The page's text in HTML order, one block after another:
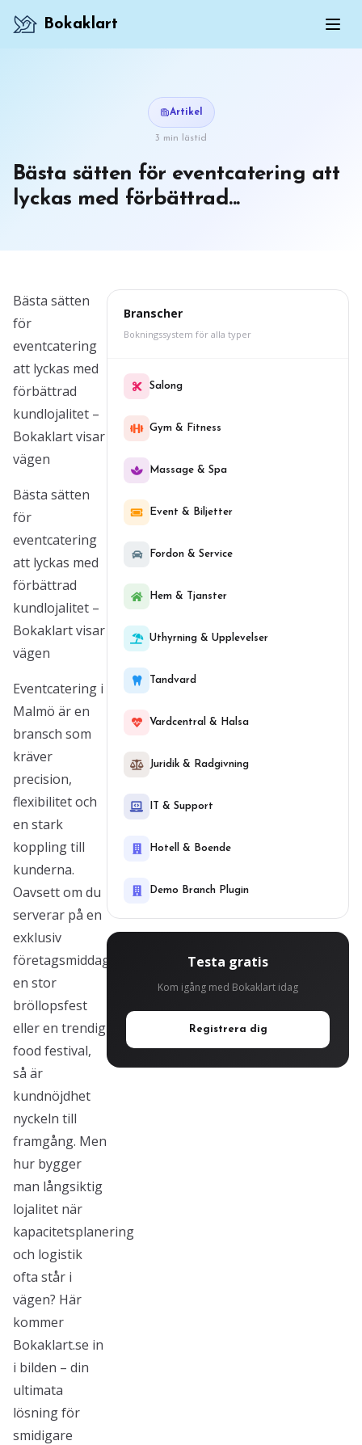
Bokaklart
Artikel
3 min lästid
Bästa sätten för eventcatering att
lyckas med förbättrad...
Bästa sätten
för
eventcatering
att lyckas med
förbättrad
kundlojalitet –
Bokaklart visar
vägen
Bästa sätten
för
eventcatering
att lyckas med
förbättrad
kundlojalitet –
Bokaklart visar
vägen
Eventcatering i
Malmö är en
bransch som
kräver
precision,
flexibilitet och
en stark
koppling till
kunderna.
Oavsett om du
serverar på en
exklusiv
företagsmiddag,
en stor
bröllopsfest
eller en trendig
food festival,
så är
kundnöjdhet
nyckeln till
framgång. Men
hur bygger
man långsiktig
lojalitet när
kapacitetsplanering
och logistik
ofta står i
vägen? Här
kommer
Bokaklart.se in
i bilden – din
ultimata
lösning för
smidigare
Branscher
Bokningssystem för alla typer
Salong
Gym & Fitness
Massage & Spa
Event & Biljetter
Fordon & Service
Hem & Tjanster
Uthyrning & Upplevelser
Tandvard
Vardcentral & Halsa
Juridik & Radgivning
IT & Support
Hotell & Boende
Demo Branch Plugin
Testa gratis
Kom igång med Bokaklart idag
Registrera dig